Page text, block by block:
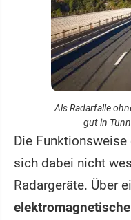
Als Radarfalle
gut in
Die
sich dabei nicht
Radargeräte. Über